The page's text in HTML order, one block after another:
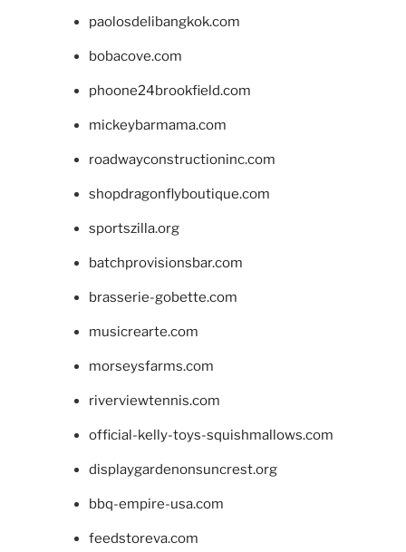
paolosdelibangkok.com
bobacove.com
phoone24brookfield.com
mickeybarmama.com
roadwayconstructioninc.com
shopdragonflyboutique.com
sportszilla.org
batchprovisionsbar.com
brasserie-gobette.com
musicrearte.com
morseysfarms.com
riverviewtennis.com
official-kelly-toys-squishmallows.com
displaygardenonsuncrest.org
bbq-empire-usa.com
feedstoreva.com